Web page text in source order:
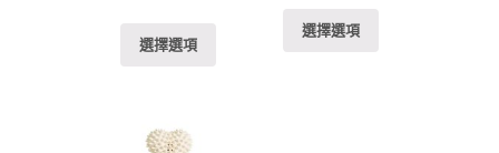
選擇選項
選擇選項